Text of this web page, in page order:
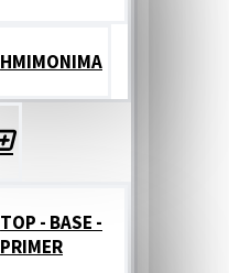
ΗΜΙΜΟΝΙΜΑ
TOP - BASE -
PRIMER